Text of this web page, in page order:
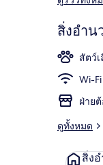
สิ่งอำน
สัตว์
Wi-
ฝ่าย
ดูทั้งหมด
สิ่ง